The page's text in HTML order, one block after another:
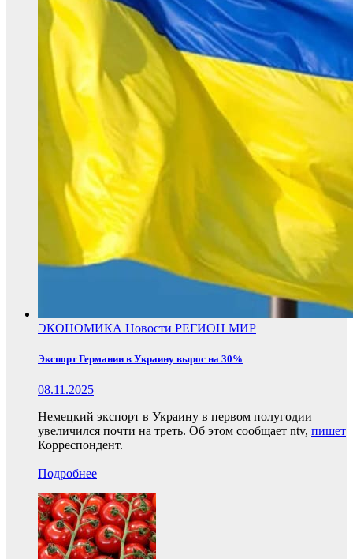
ЭКОНОМИКА Новости РЕГИОН МИР
Экспорт Германии в Украину вырос на 30%
08.11.2025
Немецкий экспорт в Украину в первом полугодии
увеличился почти на треть. Об этом сообщает ntv, пишет
Корреспондент.
Подробнее